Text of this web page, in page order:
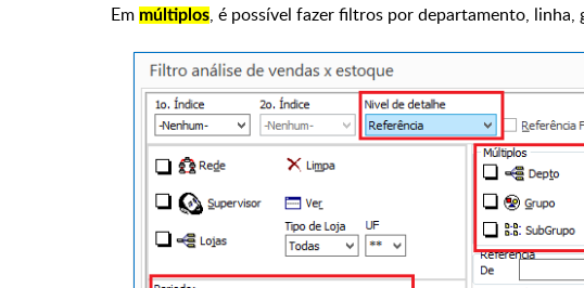
Em múltiplos, é possível fazer filtros por departamento, linha,